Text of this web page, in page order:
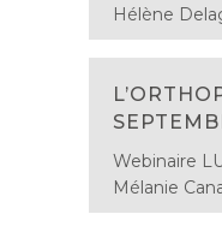
Hélène
Webinaire
Mélanie